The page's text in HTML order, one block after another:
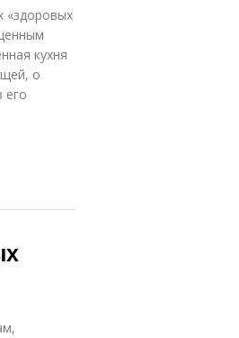
«здоровых
кухня
о
его